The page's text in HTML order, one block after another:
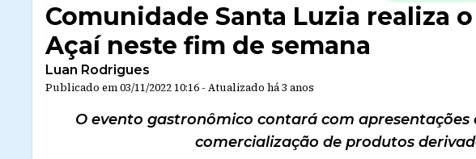
Comunidade Santa Luzia realiza
Açaí neste fim de semana
Luan Rodrigues
Publicado em03/11/2022 10:16 - Atualizado há 3 anos
O evento gastronômico contará com apresentações
comercialização de produtos